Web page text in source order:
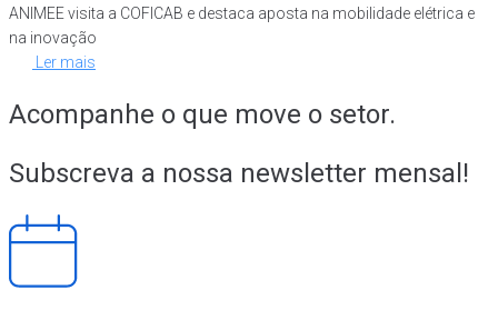
ANIMEE visita a COFICAB e destaca aposta na mobilidade elétrica e
na inovação
Ler mais
Acompanhe o que move o setor.
Subscreva a nossa newsletter mensal!